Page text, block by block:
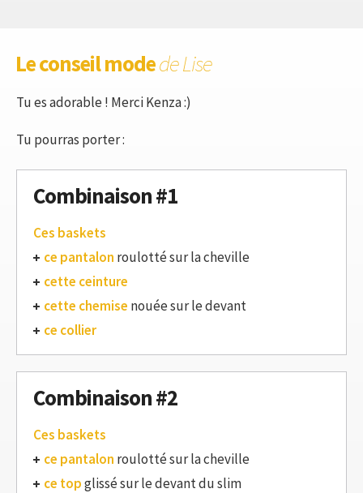
Le conseil modede Lise
Tu es adorable ! Merci Kenza :)
Tu pourras porter :
Combinaison #1
Ces baskets
ce pantalon roulotté sur la cheville
cette ceinture
cette chemise nouée sur le devant
ce collier
Combinaison #2
Ces baskets
ce pantalon roulotté sur la cheville
ce topglissé sur le devant du slim